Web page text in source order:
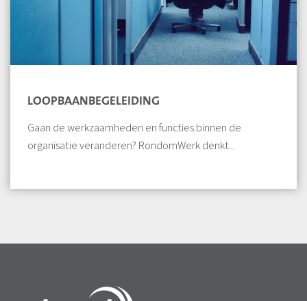
LOOPBAANBEGELEIDING
Gaan de werkzaamheden en functies binnen de
organisatie veranderen? RondomWerk denkt...